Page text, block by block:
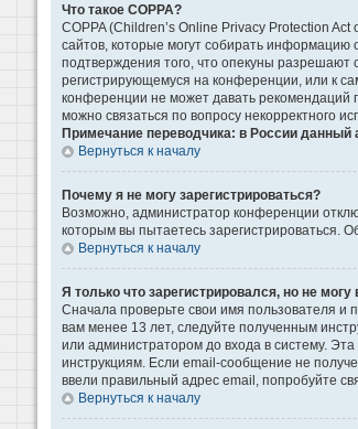
Что такое COPPA?
COPPA (Children’s Online Privacy Protection
сайтов, которые могут собирать информацию
подтверждения того, что опекуны
регистрирующемуся на конференции, или к
конференции не может давать рекомендаций
можно связаться по вопросу некорректного
Примечание переводчика: в России данный
Вернуться к началу
Почему я не могу зарегистрироваться?
Возможно, администратор конференции
которым вы пытаетесь зарегистрироваться.
Вернуться к началу
Я только что зарегистрировался, но не могу
Сначала проверьте свои имя пользователя и
вам менее 13 лет, следуйте полученным
или администратором до входа в систему.
инструкциям. Если email-сообщение не
ввели правильный адрес email, попробуйте
Вернуться к началу